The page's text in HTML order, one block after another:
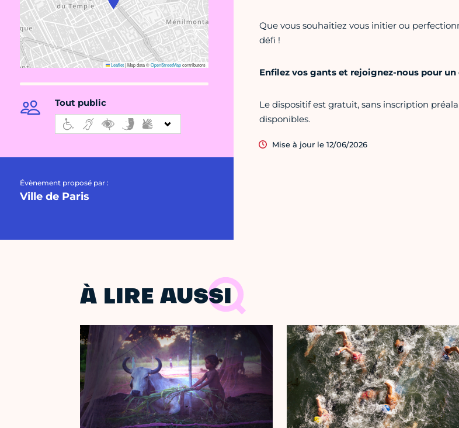
Leaflet|Map data ©OpenStreetMapcontributors
Tout public
Évènement proposé par :
Ville de Paris
Que vous souhaitiez vous initier ou
défi !
Enfilez vos gants et rejoignez-nous pour
Le dispositif est gratuit, sans inscription
disponibles.
Mise à jour le 12/06/2026
À LIRE AUSSI